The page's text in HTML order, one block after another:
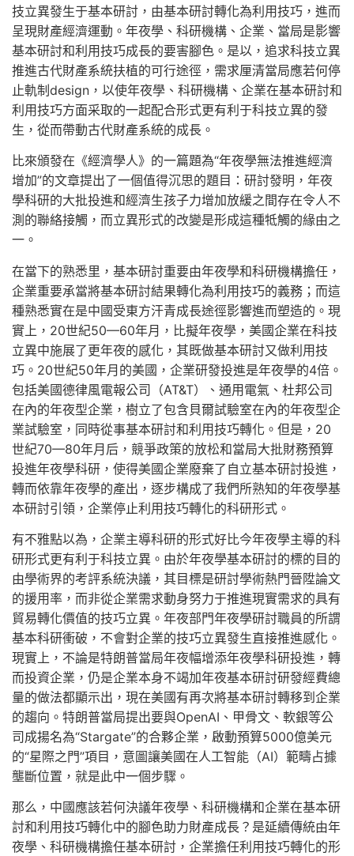
技立異發生于基本研討，由基本研討轉化為利用技巧，進而
呈現財產經濟運動。年夜學、科研機構、企業、當局是影響
基本研討和利用技巧成長的要害腳色。是以，追求科技立異
推進古代財產系統扶植的可行途徑，需求厘清當局應若何停
止軌制design，以使年夜學、科研機構、企業在基本研討和
利用技巧方面采取的一起配合形式更有利于科技立異的發
生，從而帶動古代財產系統的成長。
比來頒發在《經濟學人》的一篇題為“年夜學無法推進經濟
增加”的文章提出了一個值得沉思的題目：研討發明，年夜
學科研的大批投進和經濟生孩子力增加放緩之間存在令人不
測的聯絡接觸，而立異形式的改變是形成這種牴觸的緣由之
一。
在當下的熟悉里，基本研討重要由年夜學和科研機構擔任，
企業重要承當將基本研討結果轉化為利用技巧的義務；而這
種熟悉實在是中國受東方汗青成長途徑影響進而塑造的。現
實上，20世紀50—60年月，比擬年夜學，美國企業在科技
立異中施展了更年夜的感化，其既做基本研討又做利用技
巧。20世紀50年月的美國，企業研發投進是年夜學的4倍。
包括美國德律風電報公司（AT&T）、通用電氣、杜邦公司
在內的年夜型企業，樹立了包含貝爾試驗室在內的年夜型企
業試驗室，同時從事基本研討和利用技巧轉化。但是，20
世紀70—80年月后，競爭政策的放松和當局大批財務預算
投進年夜學科研，使得美國企業廢棄了自立基本研討投進，
轉而依靠年夜學的產出，逐步構成了我們所熟知的年夜學基
本研討引領，企業停止利用技巧轉化的科研形式。
有不雅點以為，企業主導科研的形式好比今年夜學主導的科
研形式更有利于科技立異。由於年夜學基本研討的標的目的
由學術界的考評系統決議，其目標是研討學術熱門晉陞論文
的援用率，而非從企業需求動身努力于推進現實需求的具有
貿易轉化價值的技巧立異。年夜部門年夜學研討職員的所謂
基本科研衝破，不會對企業的技巧立異發生直接推進感化。
現實上，不論是特朗普當局年夜幅增添年夜學科研投進，轉
而投資企業，仍是企業本身不竭加年夜基本研討研發經費總
量的做法都顯示出，現在美國有再次將基本研討轉移到企業
的趨向。特朗普當局提出要與OpenAI、甲骨文、軟銀等公
司成揚名為“Stargate”的合夥企業，啟動預算5000億美元
的“星際之門”項目，意圖讓美國在人工智能（AI）範疇占據
壟斷位置，就是此中一個步驟。
那么，中國應該若何決議年夜學、科研機構和企業在基本研
討和利用技巧轉化中的腳色助力財產成長？是延續傳統由年
夜學、科研機構擔任基本研討，企業擔任利用技巧轉化的形